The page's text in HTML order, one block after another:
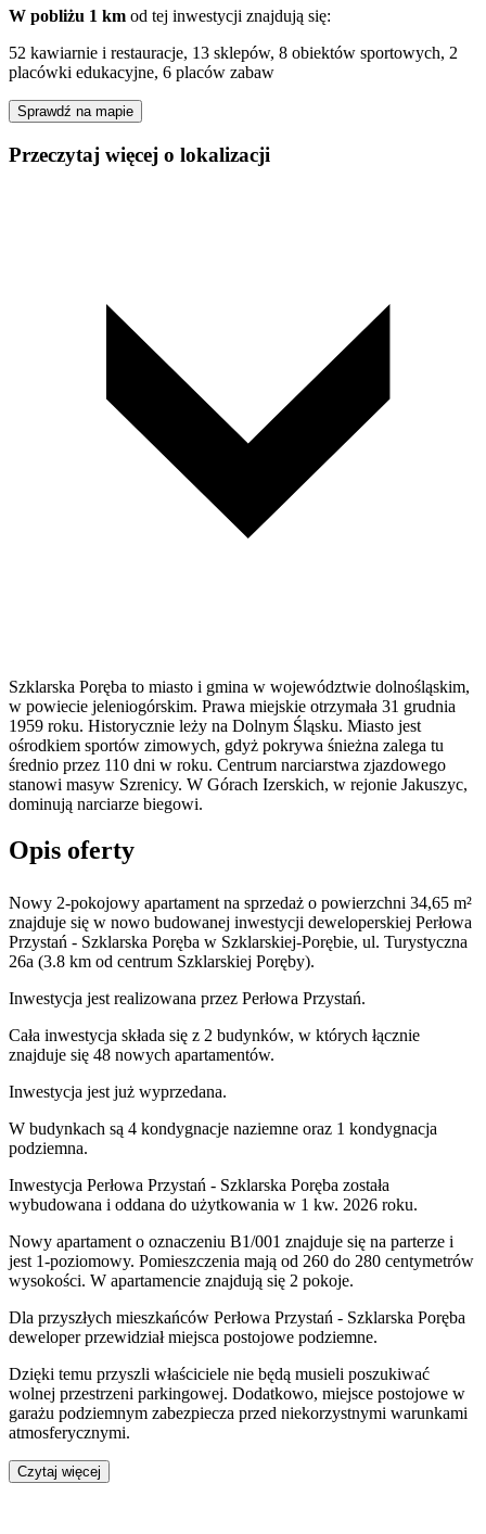
W pobliżu 1 km od tej inwestycji znajdują się:
52 kawiarnie i restauracje, 13 sklepów, 8 obiektów sportowych, 2
placówki edukacyjne, 6 placów zabaw
Sprawdź na mapie
Przeczytaj więcej o lokalizacji
Szklarska Poręba to miasto i gmina w województwie dolnośląskim,
w powiecie jeleniogórskim. Prawa miejskie otrzymała 31 grudnia
1959 roku. Historycznie leży na Dolnym Śląsku. Miasto jest
ośrodkiem sportów zimowych, gdyż pokrywa śnieżna zalega tu
średnio przez 110 dni w roku. Centrum narciarstwa zjazdowego
stanowi masyw Szrenicy. W Górach Izerskich, w rejonie Jakuszyc,
dominują narciarze biegowi.
Opis oferty
Nowy 2-pokojowy apartament na sprzedaż o powierzchni 34,65 m²
znajduje się w nowo budowanej inwestycji deweloperskiej Perłowa
Przystań - Szklarska Poręba w Szklarskiej-Porębie, ul. Turystyczna
26a (3.8 km od centrum Szklarskiej Poręby).
Inwestycja jest realizowana przez Perłowa Przystań.
Cała inwestycja składa się z 2 budynków, w których łącznie
znajduje się 48 nowych apartamentów.
Inwestycja jest już wyprzedana.
W budynkach są 4 kondygnacje naziemne oraz 1 kondygnacja
podziemna.
Inwestycja Perłowa Przystań - Szklarska Poręba została
wybudowana i oddana do użytkowania w 1 kw. 2026 roku.
Nowy apartament o oznaczeniu B1/001 znajduje się na parterze i
jest 1-poziomowy. Pomieszczenia mają od 260 do 280 centymetrów
wysokości. W apartamencie znajdują się 2 pokoje.
Dla przyszłych mieszkańców Perłowa Przystań - Szklarska Poręba
deweloper przewidziałmiejsca postojowe podziemne.
Dzięki temu przyszli właściciele nie będą musieli poszukiwać
wolnej przestrzeni parkingowej. Dodatkowo, miejsce postojowe w
garażu podziemnym zabezpiecza przed niekorzystnymi warunkami
atmosferycznymi.
Czytaj więcej